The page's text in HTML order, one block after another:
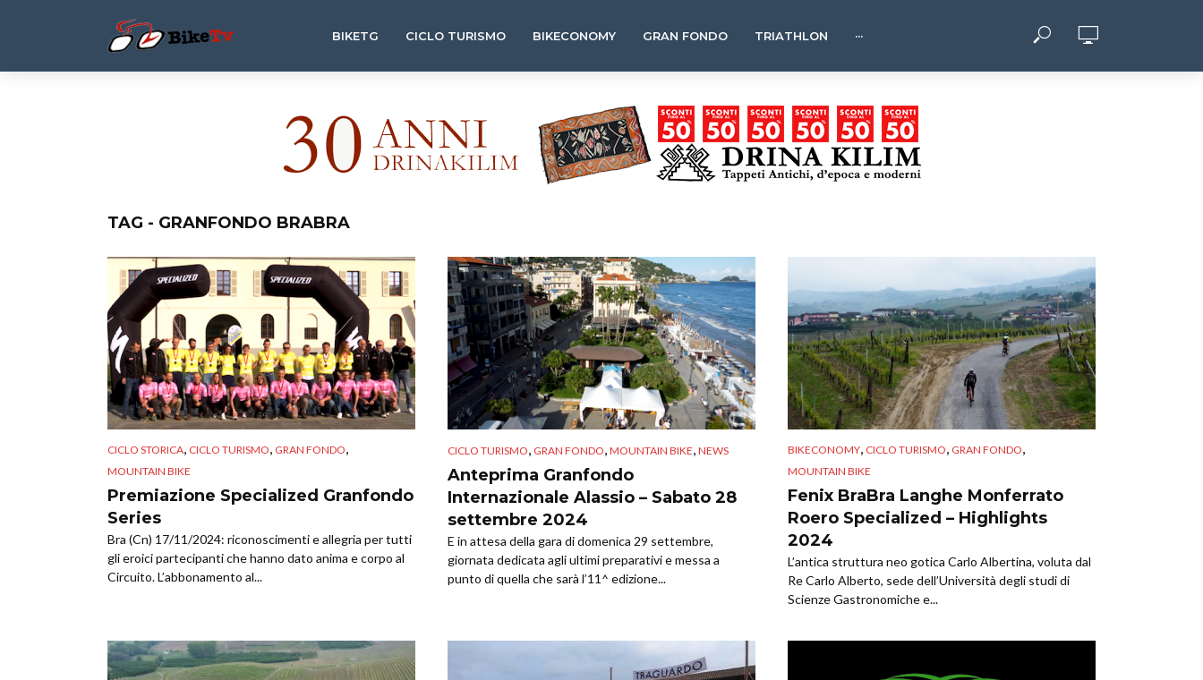
BIKETG CICLO TURISMO BIKECONOMY GRAN FONDO TRIATHLON ···
TAG - GRANFONDO BRABRA
CICLO STORICA, CICLO TURISMO, GRAN FONDO,
MOUNTAIN BIKE
Premiazione Specialized Granfondo
Series
Bra (Cn) 17/11/2024: riconoscimenti e allegria per tutti
gli eroici partecipanti che hanno dato anima e corpo al
Circuito. L’abbonamento al...
CICLO TURISMO, GRAN FONDO, MOUNTAIN BIKE, NEWS
Anteprima Granfondo
Internazionale Alassio – Sabato 28
settembre 2024
E in attesa della gara di domenica 29 settembre,
giornata dedicata agli ultimi preparativi e messa a
punto di quella che sarà l’11^ edizione...
BIKECONOMY, CICLO TURISMO, GRAN FONDO,
MOUNTAIN BIKE
Fenix BraBra Langhe Monferrato
Roero Specialized – Highlights
2024
L’antica struttura neo gotica Carlo Albertina, voluta dal
Re Carlo Alberto, sede dell’Università degli studi di
Scienze Gastronomiche e...